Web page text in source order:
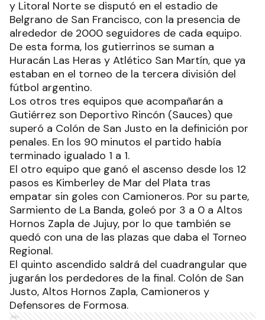
y Litoral Norte se disputó en el estadio de
Belgrano de San Francisco, con la presencia de
alrededor de 2000 seguidores de cada equipo.
De esta forma, los gutierrinos se suman a
Huracán Las Heras y Atlético San Martín, que ya
estaban en el torneo de la tercera división del
fútbol argentino.
Los otros tres equipos que acompañarán a
Gutiérrez son Deportivo Rincón (Sauces) que
superó a Colón de San Justo en la definición por
penales. En los 90 minutos el partido había
terminado igualado 1 a 1.
El otro equipo que ganó el ascenso desde los 12
pasos es Kimberley de Mar del Plata tras
empatar sin goles con Camioneros. Por su parte,
Sarmiento de La Banda, goleó por 3 a 0 a Altos
Hornos Zapla de Jujuy, por lo que también se
quedó con una de las plazas que daba el Torneo
Regional.
El quinto ascendido saldrá del cuadrangular que
jugarán los perdedores de la final. Colón de San
Justo, Altos Hornos Zapla, Camioneros y
Defensores de Formosa.
Ads